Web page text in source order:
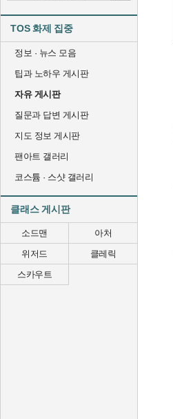
TOS 화제 집중
정보 · 뉴스 모음
팁과 노하우 게시판
자유 게시판
질문과 답변 게시판
지도 정보 게시판
팬아트 갤러리
코스튬 · 스샷 갤러리
클래스 게시판
소드맨
아처
위저드
클레릭
스카우트